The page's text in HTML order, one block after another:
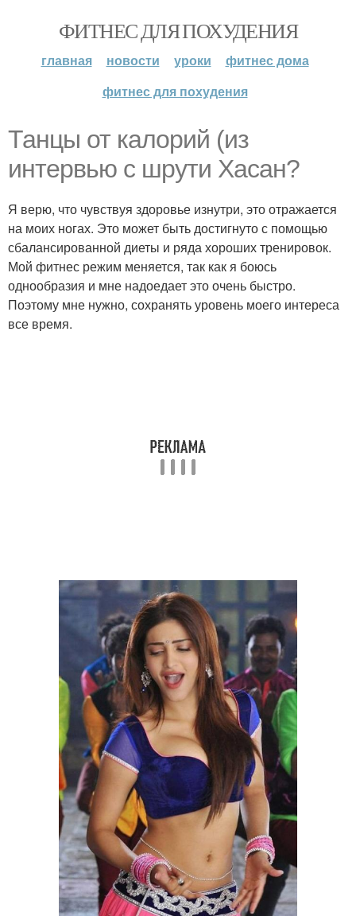
ФИТНЕС ДЛЯ ПОХУДЕНИЯ
главная новости уроки
фитнес дома
фитнес для похудения
Танцы от калорий (из
интервью с шрути Хасан?
Я верю, что чувствуя здоровье изнутри, это отражается
на моих ногах. Это может быть достигнуто с помощью
сбалансированной диеты и ряда хороших тренировок.
Мой фитнес режим меняется, так как я боюсь
однообразия и мне надоедает это очень быстро.
Поэтому мне нужно, сохранять уровень моего интереса
все время.